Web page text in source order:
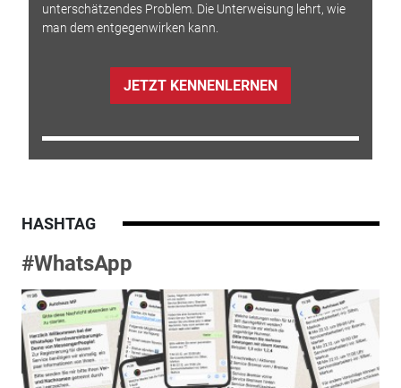
unterschätzendes Problem. Die Unterweisung lehrt, wie
man dem entgegenwirken kann.
JETZT KENNENLERNEN
HASHTAG
#WhatsApp